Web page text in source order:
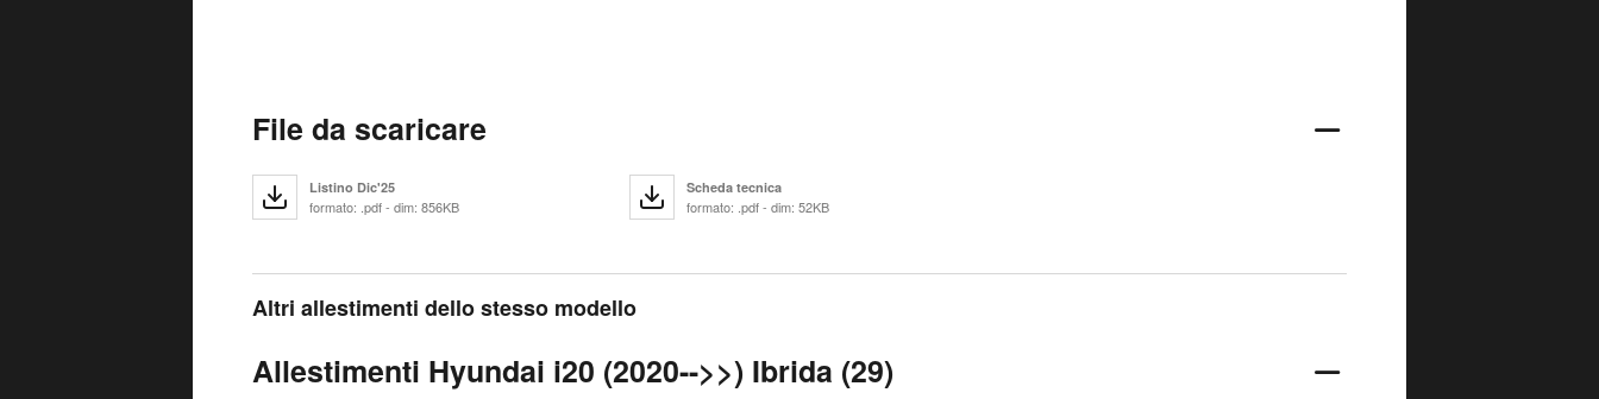
File da scaricare
Listino Dic'25
formato: .pdf - dim: 856KB
Scheda tecnica
formato: .pdf - dim: 52KB
Altri allestimenti dello stesso modello
Allestimenti Hyundai i20 (2020-->>) Ibrida (29)